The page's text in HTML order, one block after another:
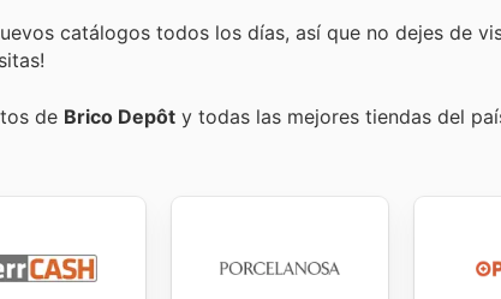
catálogos todos los días, así que no dejes de
de Brico Depôt y todas las mejores tiendas del